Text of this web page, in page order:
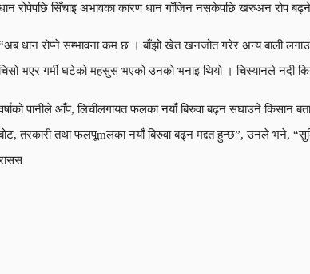
रोपेपछि सिँचाइ अभावका कारण धान गाँजिन नसकेपछि खरुअन रोप
धान रोप्ने सम्भावना कम छ । बाँझो खेत खनजोत गरेर अन्य बाली
भएर गर्मी घटेको महसुस भएको उनको भनाइ थियो । चिस्यानले नदी
पानीले आँप, लिचीलगायत फलका नयाँ बिरुवा बढ्न सघाउने किसान
तरकारी तथा फलपूmलका नयाँ बिरुवा बढ्न मद्दत हुन्छ”, उनले भने,